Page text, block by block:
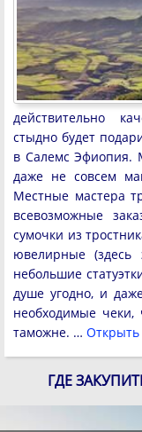
действительно
стыдно будет
в Салемс Эфиопия.
даже не совсем
Местные мастера
всевозможные
сумочки из
ювелирные (здесь
небольшие
душе угодно, и
необходимые
таможне. … Открыть
ГДЕ